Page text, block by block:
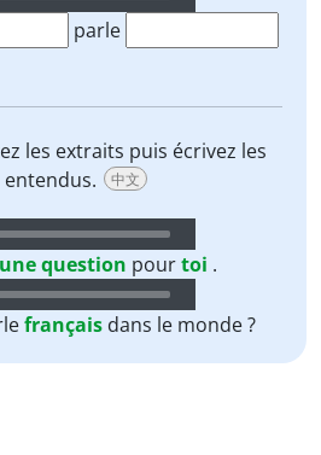
parle
les extraits puis écrivez les
中文
unequestion pourtoi .
français dans le monde ?